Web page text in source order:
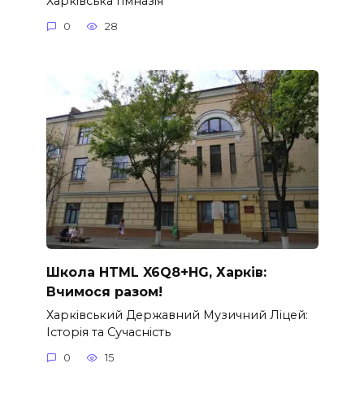
0 28
Школа HTML X6Q8+HG, Харків:
Вчимося разом!
Харківський Державний Музичний Ліцей:
Історія та Сучасність
0 15